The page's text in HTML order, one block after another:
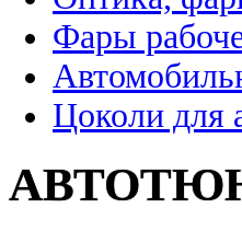
Фары
Цоколи для